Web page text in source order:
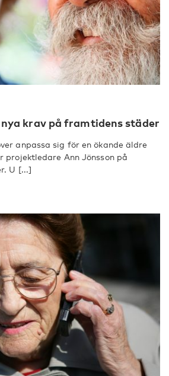
krav på framtidens städer
anpassa sig för en ökande äldre
projektledare Ann Jönsson på
U [...]